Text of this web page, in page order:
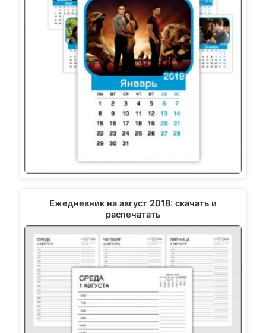
Ежедневник на август 2018: скачать и
распечатать